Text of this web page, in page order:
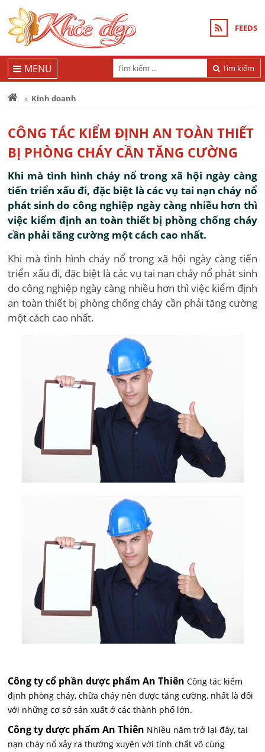
FEEDS
Tìm kiếm
MENU
Kinh doanh
CÔNG TÁC KIỂM ĐỊNH AN TOÀN THIẾT
BỊ PHÒNG CHÁY CẦN TĂNG CƯỜNG
Khi mà tình hình cháy nổ trong xã hội ngày càng
tiến triển xấu đi, đặc biệt là các vụ tai nạn cháy nổ
phát sinh do công nghiệp ngày càng nhiều hơn thì
việc kiểm định an toàn thiết bị phòng chống cháy
cần phải tăng cường một cách cao nhất.
Khi mà tình hình cháy nổ trong xã hội ngày càng tiến
triển xấu đi, đặc biệt là các vụ tai nạn cháy nổ phát sinh
do công nghiệp ngày càng nhiều hơn thì việc kiểm định
an toàn thiết bị phòng chống cháy cần phải tăng cường
một cách cao nhất.
Công ty cổ phần dược phẩm An Thiên Công tác kiểm
định phòng cháy, chữa cháy nên được tăng cường, nhất là đối
với những cơ sở sản xuất ở các thành phố lớn.
Công ty dược phẩm An Thiên Nhiều năm trở lại đây, tai
nạn cháy nổ xảy ra thường xuyên với tính chất vô cùng